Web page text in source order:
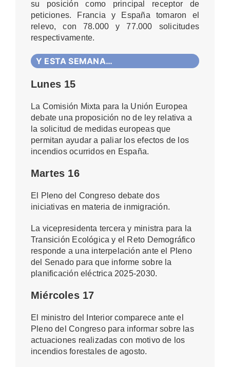
su posición como principal receptor de
peticiones. Francia y España tomaron el
relevo, con 78.000 y 77.000 solicitudes
respectivamente.
Y ESTA SEMANA…
Lunes 15
La Comisión Mixta para la Unión Europea
debate una proposición no de ley relativa a
la solicitud de medidas europeas que
permitan ayudar a paliar los efectos de los
incendios ocurridos en España.
Martes 16
El Pleno del Congreso debate dos
iniciativas en materia de inmigración.
La vicepresidenta tercera y ministra para la
Transición Ecológica y el Reto Demográfico
responde a una interpelación ante el Pleno
del Senado para que informe sobre la
planificación eléctrica 2025-2030.
Miércoles 17
El ministro del Interior comparece ante el
Pleno del Congreso para informar sobre las
actuaciones realizadas con motivo de los
incendios forestales de agosto.